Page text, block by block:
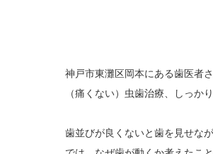
神戸市東灘区岡本にある歯医者
（痛くない）虫歯治療、しっか
歯並びが良くないと歯を見せな